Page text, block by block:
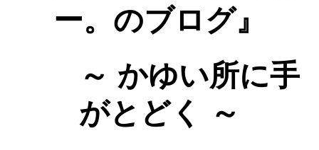
ー。のブログ』
～ かゆい所に手
がとどく ～